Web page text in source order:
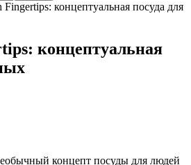
Fingertips: концептуальная посуда для
концептуальная